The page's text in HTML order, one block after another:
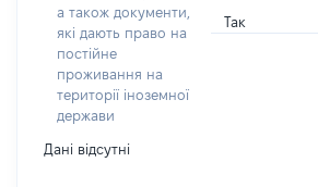
а також документи,
які дають право на
постійне
проживання на
території іноземної
держави
Так
Дані відсутні